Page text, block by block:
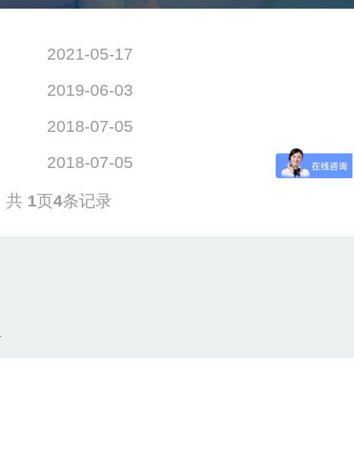
2021-05-17
2019-06-03
2018-07-05
2018-07-05
共 1页4条记录